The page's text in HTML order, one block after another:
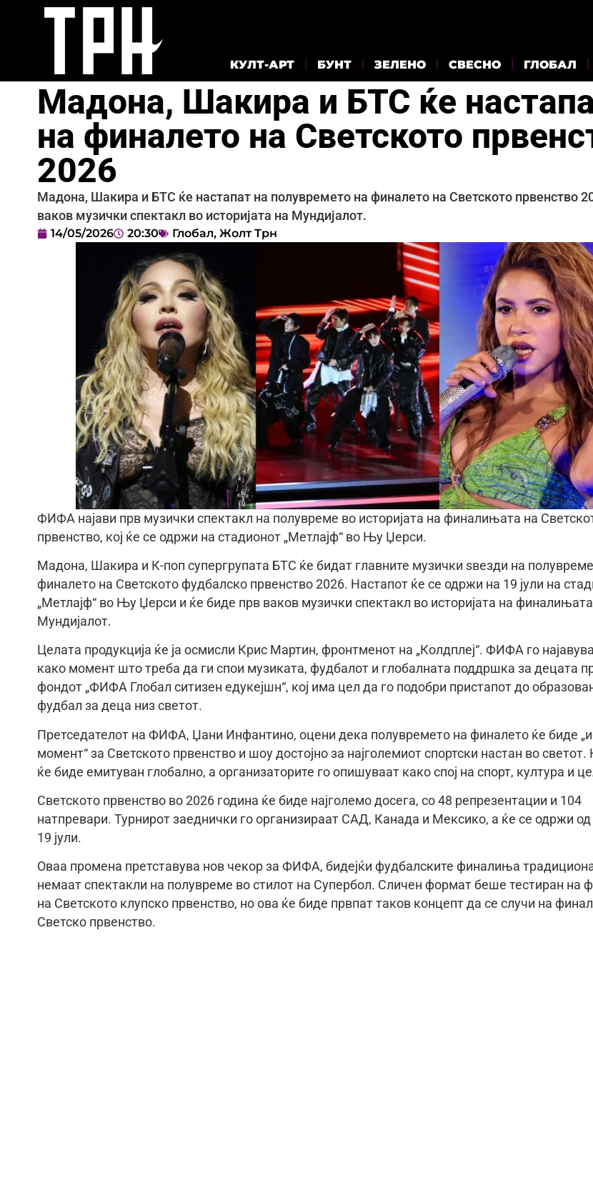
КУЛТ-АРТ БУНТ ЗЕЛЕНО СВЕСНО ГЛОБАЛ
Мадона, Шакира и БТС ќе
на финалето на Светското
2026
Мадона, Шакира и БТС ќе настапат на полувремето на финалето на Светското првенство
ваков музички спектакл во историјата на Мундијалот.
14/05/2026 20:30 Глобал, Жолт Трн
ФИФА најави прв музички спектакл на полувреме во историјата на финалињата на
првенство, кој ќе се одржи на стадионот „Метлајф“ во Њу Џерси.
Мадона, Шакира и К-поп супергрупата БТС ќе бидат главните музички ѕвезди на
финалето на Светското фудбалско првенство 2026. Настапот ќе се одржи на 19 јули на
„Метлајф“ во Њу Џерси и ќе биде прв ваков музички спектакл во историјата на
Мундијалот.
Целата продукција ќе ја осмисли Крис Мартин, фронтменот на „Колдплеј“. ФИФА го
како момент што треба да ги спои музиката, фудбалот и глобалната поддршка за децата
фондот „ФИФА Глобал ситизен едукејшн“, кој има цел да го подобри пристапот до
фудбал за деца низ светот.
Претседателот на ФИФА, Џани Инфантино, оцени дека полувремето на финалето ќе биде
момент“ за Светското првенство и шоу достојно за најголемиот спортски настан во светот.
ќе биде емитуван глобално, а организаторите го опишуваат како спој на спорт, култура и
Светското првенство во 2026 година ќе биде најголемо досега, со 48 репрезентации и 104
натпревари. Турнирот заеднички го организираат САД, Канада и Мексико, а ќе се одржи од
19 јули.
Оваа промена претставува нов чекор за ФИФА, бидејќи фудбалските финалиња
немаат спектакли на полувреме во стилот на Супербол. Сличен формат беше тестиран на
на Светското клупско првенство, но ова ќе биде првпат таков концепт да се случи на
Светско првенство.